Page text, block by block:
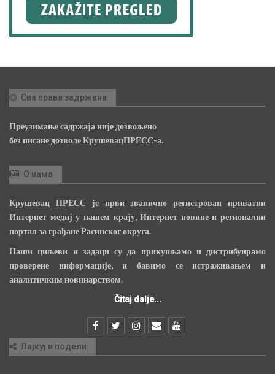
Сва права задржана
Преузимање садржаја није дозвољено
без писане дозволе КрушевацПРЕСС-а.
О нама
Крушевац ПРЕСС је први званично регистрован приватни
Интернет медиј у нашем крају, Интернет новине и регионални
портал за грађане Расинског округа.
Наши циљеви и задаци су да прикупљамо и дистрибуирамо
проверене информације, и бавимо се истраживањем и
аналитичким новинарством.
Čitaj dalje...
Лајкуј и подели